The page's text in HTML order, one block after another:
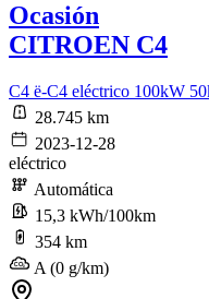
Ocasión
CITROEN C4
C4 ë-C4 eléctrico 100kW
28.745 km
2023-12-28
eléctrico
Automática
15,3 kWh/100km
354 km
A (0 g/km)